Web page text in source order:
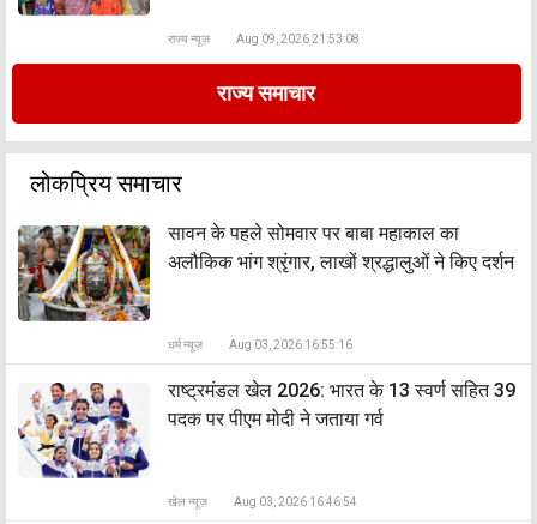
राज्य न्यूज़ Aug 09, 2026 21:53:08
राज्य समाचार
लोकप्रिय समाचार
सावन के पहले सोमवार पर बाबा महाकाल का
अलौकिक भांग श्रृंगार, लाखों श्रद्धालुओं ने किए दर्शन
धर्म न्यूज़ Aug 03, 2026 16:55:16
राष्ट्रमंडल खेल 2026: भारत के 13 स्वर्ण सहित 39
पदक पर पीएम मोदी ने जताया गर्व
खेल न्यूज़ Aug 03, 2026 16:46:54